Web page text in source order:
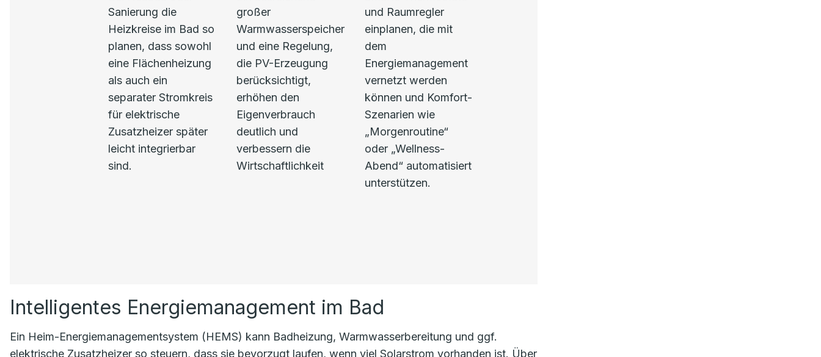
Sanierung die
Heizkreise im Bad so
planen, dass sowohl
eine Flächenheizung
als auch ein
separater Stromkreis
für elektrische
Zusatzheizer später
leicht integrierbar
sind.
großer
Warmwasserspeicher
und eine Regelung,
die PV-Erzeugung
berücksichtigt,
erhöhen den
Eigenverbrauch
deutlich und
verbessern die
Wirtschaftlichkeit
und Raumregler
einplanen, die mit
dem
Energiemanagement
vernetzt werden
können und Komfort-
Szenarien wie
„Morgenroutine“
oder „Wellness-
Abend“ automatisiert
unterstützen.
Intelligentes Energiemanagement im Bad
Ein Heim-Energiemanagementsystem (HEMS) kann Badheizung, Warmwasserbereitung und ggf.
elektrische Zusatzheizer so steuern, dass sie bevorzugt laufen, wenn viel Solarstrom vorhanden ist. Über